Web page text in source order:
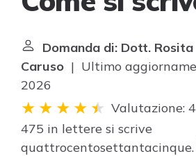
Domanda di: Dott. Rosita
Caruso | Ultimo
2026
Valutazione:
475 in lettere si scrive
quattrocentosettantacinque.